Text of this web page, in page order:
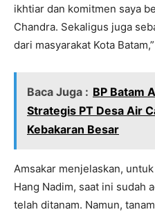
ikhtiar dan komitmen saya
Chandra. Sekaligus juga
dari masyarakat Kota
Baca Juga : BP Batam
Strategis PT Desa Air
Kebakaran Besar
Amsakar menjelaskan,
Hang Nadim, saat ini sudah
telah ditanam. Namun,